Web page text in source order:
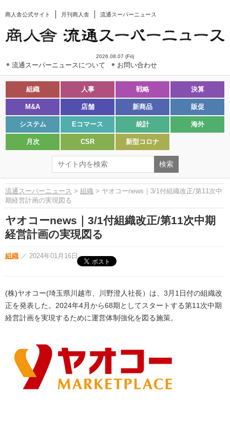
商人舎公式サイト 月刊商人舎 流通スーパーニュース
2026.08.07 (Fri)
流通スーパーニュースについて お問い合わせ
組織 人事 戦略 決算
M&A 店舗 新商品 販促
システム Eコマース 統計 海外
月次 CSR 新型コロナ
流通スーパーニュース > 組織 > ヤオコーnews｜3/1付組織改正/第11次中
期経営計画の実現図る
ヤオコーnews｜3/1付組織改正/第11次中期
経営計画の実現図る
組織 ／ 2024年01月16日
(株)ヤオコー(埼玉県川越市、川野澄人社長）は、3月1日付の組織改
正を発表した。2024年4月から68期としてスタートする第11次中期
経営計画を実現するために運営体制強化を図る施策。